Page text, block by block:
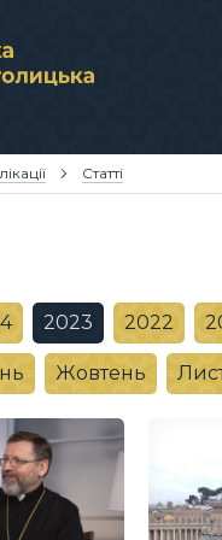
Статті
2023 2022
Жовтень